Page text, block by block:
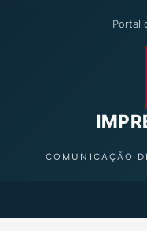
Portal
COMUNICAÇÃO